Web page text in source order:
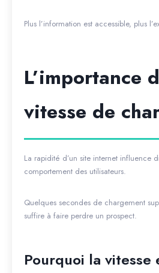
Plus l’information est accessible, plus
L’importance
vitesse de
La rapidité d’un site internet influence
comportement des utilisateurs.
Quelques secondes de chargement
suffire à faire perdre un prospect.
Pourquoi la vitesse